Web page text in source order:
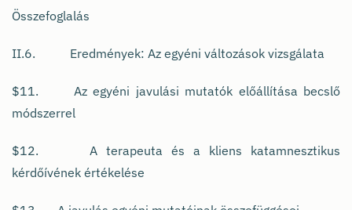
Összefoglalás
II.6. Eredmények: Az egyéni változások vizsgálata
$11. Az egyéni javulási mutatók előállítása becslő
módszerrel
$12. A terapeuta és a kliens katamnesztikus
kérdőívének értékelése